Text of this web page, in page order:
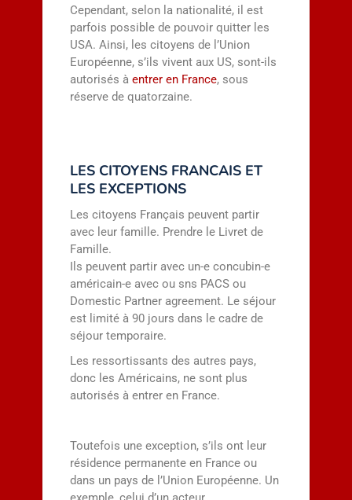
Cependant, selon la nationalité, il est
parfois possible de pouvoir quitter les
USA. Ainsi, les citoyens de l’Union
Européenne, s’ils vivent aux US, sont-ils
autorisés à entrer en France, sous
réserve de quatorzaine.
LES CITOYENS FRANCAIS ET
LES EXCEPTIONS
Les citoyens Français peuvent partir
avec leur famille. Prendre le Livret de
Famille.
Ils peuvent partir avec un-e concubin-e
américain-e avec ou sns PACS ou
Domestic Partner agreement. Le séjour
est limité à 90 jours dans le cadre de
séjour temporaire.
Les ressortissants des autres pays,
donc les Américains, ne sont plus
autorisés à entrer en France.
Toutefois une exception, s’ils ont leur
résidence permanente en France ou
dans un pays de l’Union Européenne. Un